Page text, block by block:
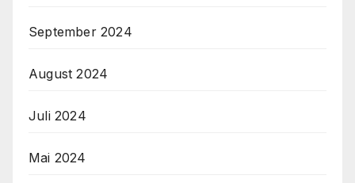
September 2024
August 2024
Juli 2024
Mai 2024